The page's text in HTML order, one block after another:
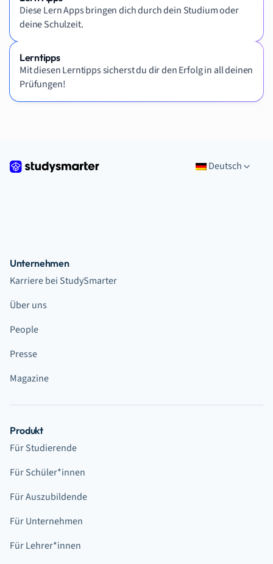
Diese Lern Apps bringen dich durch dein Studium oder
deine Schulzeit.
Lerntipps
Mit diesen Lerntipps sicherst du dir den Erfolg in all deinen
Prüfungen!
Deutsch
Unternehmen
Karriere bei StudySmarter
Über uns
People
Presse
Magazine
Produkt
Für Studierende
Für Schüler*innen
Für Auszubildende
Für Unternehmen
Für Lehrer*innen